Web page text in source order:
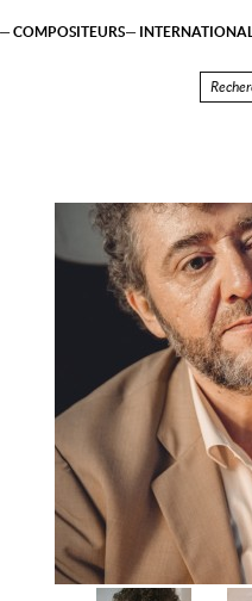
COMPOSITEURS INTERNATIONAL